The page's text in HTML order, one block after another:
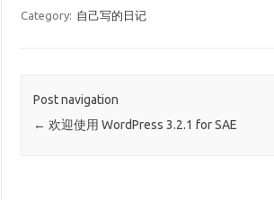
Category: 自己写的日记
Post navigation
← 欢迎使用 WordPress 3.2.1 for SAE